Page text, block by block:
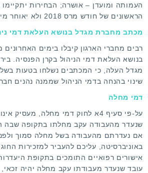
העמותה ומועדן – אושרה; הבחירות
הראשונים של חודש מרס 2018 ולא יאוחר מיום 14.3.18.
מכתב מחברת מגדל בנושא העלאת דמי
רבים מחברי הארגון קיבלו בימים
בנושא העלאת דמי הניהול בקרן הפנסיה.
מגדל העלה, כי המכתבים נשלחו בטעות בשל
שינוי בהנחה בדמי הניהול שממנה נהנים
דמי מחלה
על-פי סעיף 4א לחוק דמי מחלה,
שנעדר מהעבודה עקב מחלתו בתקופה שבה
אם נעדרתם מהעבודה בשל מחלה סמוך
באוניברסיטה, עליכם להעביר למזכירות
אישורים רפואיים התומכים בתקופת
עובד שנעדר מעבודתו עקב מחלה יהיה